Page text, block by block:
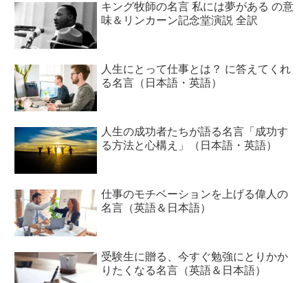
キング牧師の名言 私には夢がある の意
味＆リンカーン記念堂演説 全訳
人生にとって仕事とは？ に答えてくれ
る名言（日本語・英語）
人生の成功者たちが語る名言「成功す
る方法と心構え」（日本語・英語）
仕事のモチベーションを上げる偉人の
名言（英語＆日本語）
受験生に贈る、今すぐ勉強にとりかか
りたくなる名言（英語＆日本語）